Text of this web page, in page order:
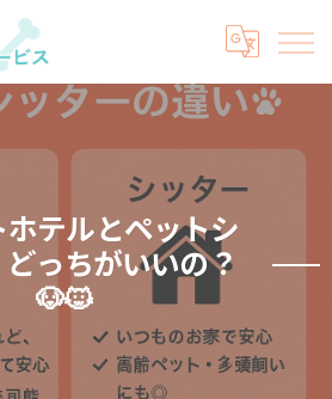
テルとペットシ
っちがいいの？
🐶🐱